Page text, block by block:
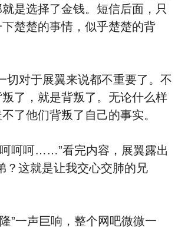
是选择了金钱。短信后面，只
楚楚的事情，似乎楚楚的背
于展翼来说都不重要了。不
了，就是背叛了。无论什么样
了他们背叛了自己的事实。
呵……”看完内容，展翼露出
？这就是让我交心交肺的兄
声巨响，整个网吧微微一